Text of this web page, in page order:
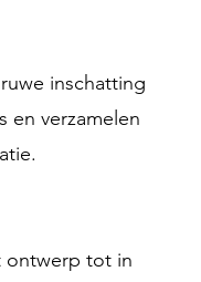
inschatting
en verzamelen
ontwerp tot in